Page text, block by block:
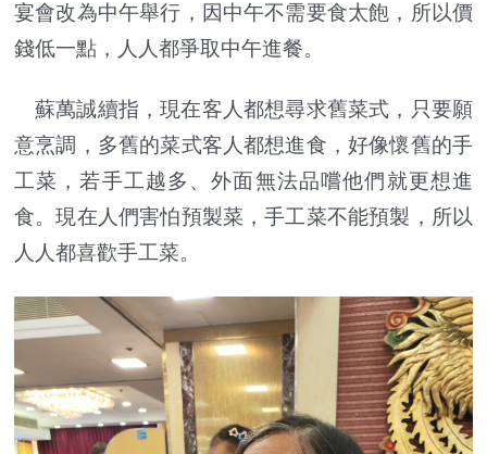
宴會改為中午舉行，因中午不需要食太飽，所以價
錢低一點，人人都爭取中午進餐。
蘇萬誠續指，現在客人都想尋求舊菜式，只要願
意烹調，多舊的菜式客人都想進食，好像懷舊的手
工菜，若手工越多、外面無法品嚐他們就更想進
食。現在人們害怕預製菜，手工菜不能預製，所以
人人都喜歡手工菜。